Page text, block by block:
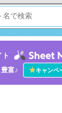
ト
富♪
★キャンペ